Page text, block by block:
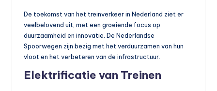
De toekomst van het treinverkeer in Nederland ziet er
veelbelovend uit, met een groeiende focus op
duurzaamheid en innovatie. De Nederlandse
Spoorwegen zijn bezig met het verduurzamen van hun
vloot en het verbeteren van de infrastructuur.
Elektrificatie van Treinen